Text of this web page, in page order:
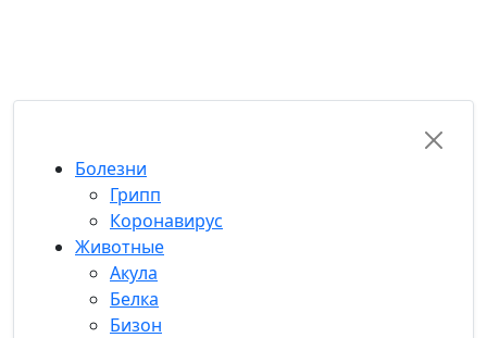
Болезни
Грипп
Коронавирус
Животные
Акула
Белка
Бизон